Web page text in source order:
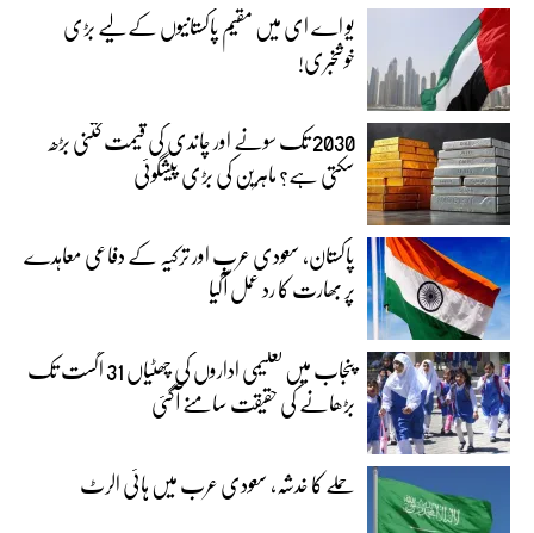
یو اے ای میں مقیم پاکستانیوں کے لیے بڑی
خوشخبری!
2030 تک سونے اور چاندی کی قیمت کتنی بڑھ
سکتی ہے؟ ماہرین کی بڑی پیشگوئی
پاکستان، سعودی عرب اور ترکیہ کے دفاعی معاہدے
پر بھارت کا رد عمل آگیا
پنجاب میں تعلیمی اداروں کی چھٹیاں 31 اگست تک
بڑھانے کی حقیقت سامنے آگئی
حملے کا خدشہ، سعودی عرب میں ہائی الرٹ